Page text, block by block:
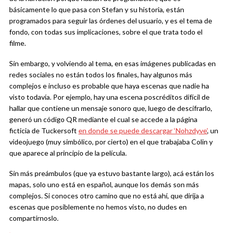
básicamente lo que pasa con Stefan y su historia, están
programados para seguir las órdenes del usuario, y es el tema de
fondo, con todas sus implicaciones, sobre el que trata todo el
filme.
Sin embargo, y volviendo al tema, en esas imágenes publicadas en
redes sociales no están todos los finales, hay algunos más
complejos e incluso es probable que haya escenas que nadie ha
visto todavía. Por ejemplo, hay una escena poscréditos difícil de
hallar que contiene un mensaje sonoro que, luego de descifrarlo,
generó un código QR mediante el cual se accede a la página
ficticia de Tuckersoft en donde se puede descargar ‘Nohzdyve’, un
videojuego (muy simbólico, por cierto) en el que trabajaba Colin y
que aparece al principio de la película.
Sin más preámbulos (que ya estuvo bastante largo), acá están los
mapas, solo uno está en español, aunque los demás son más
complejos. Si conoces otro camino que no está ahí, que dirija a
escenas que posiblemente no hemos visto, no dudes en
compartírnoslo.